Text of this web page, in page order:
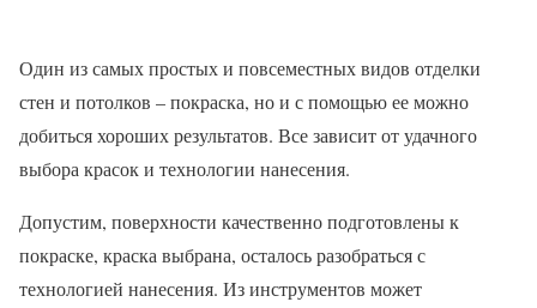
Один из самых простых и повсеместных видов отделки
стен и потолков – покраска, но и с помощью ее можно
добиться хороших результатов. Все зависит от удачного
выбора красок и технологии нанесения.
Допустим, поверхности качественно подготовлены к
покраске, краска выбрана, осталось разобраться с
технологией нанесения. Из инструментов может